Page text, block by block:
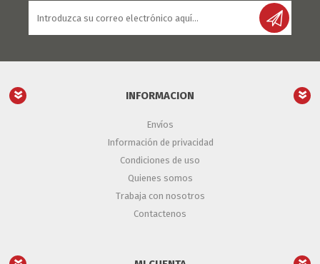
INFORMACION
Envíos
Información de privacidad
Condiciones de uso
Quienes somos
Trabaja con nosotros
Contactenos